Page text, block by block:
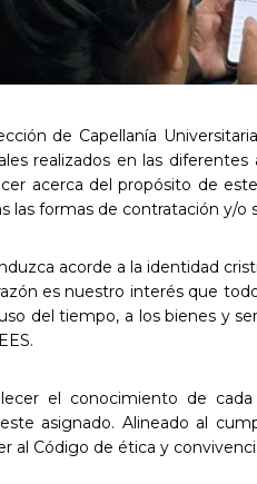
de Capellanía
realizados en las
acerca del propósito de
las formas de contratación y/o
acorde a la identidad
es nuestro interés que
del tiempo, a los bienes y
el conocimiento de
asignado. Alineado al
Código de ética y